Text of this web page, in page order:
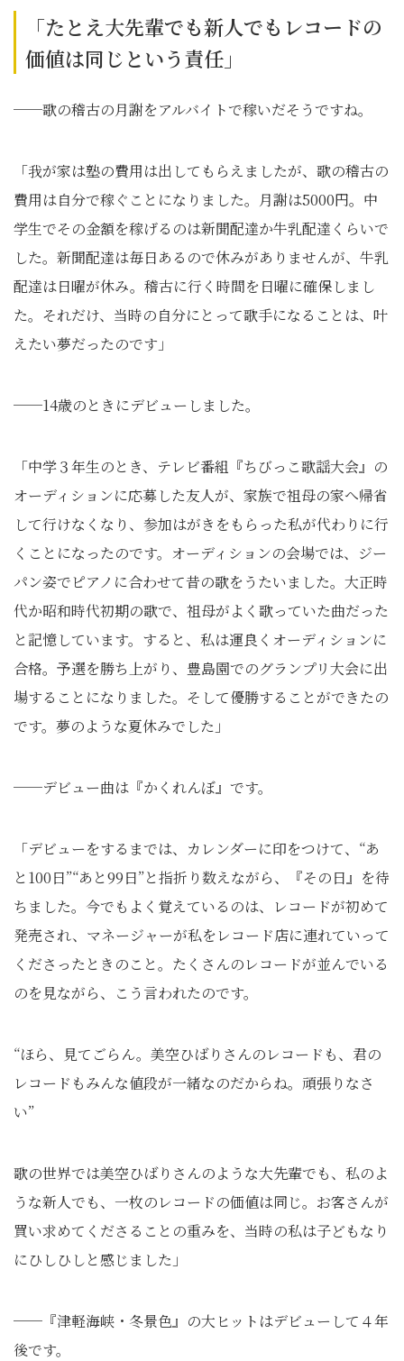
「たとえ大先輩でも新人でもレコードの
価値は同じという責任」
──歌の稽古の月謝をアルバイトで稼いだそうですね。
「我が家は塾の費用は出してもらえましたが、歌の稽古の
費用は自分で稼ぐことになりました。月謝は5000円。中
学生でその金額を稼げるのは新聞配達か牛乳配達くらいで
した。新聞配達は毎日あるので休みがありませんが、牛乳
配達は日曜が休み。稽古に行く時間を日曜に確保しまし
た。それだけ、当時の自分にとって歌手になることは、叶
えたい夢だったのです」
──14歳のときにデビューしました。
「中学３年生のとき、テレビ番組『ちびっこ歌謡大会』の
オーディションに応募した友人が、家族で祖母の家へ帰省
して行けなくなり、参加はがきをもらった私が代わりに行
くことになったのです。オーディションの会場では、ジー
パン姿でピアノに合わせて昔の歌をうたいました。大正時
代か昭和時代初期の歌で、祖母がよく歌っていた曲だった
と記憶しています。すると、私は運良くオーディションに
合格。予選を勝ち上がり、豊島園でのグランプリ大会に出
場することになりました。そして優勝することができたの
です。夢のような夏休みでした」
──デビュー曲は『かくれんぼ』です。
「デビューをするまでは、カレンダーに印をつけて、“あ
と100日”“あと99日”と指折り数えながら、『その日』を待
ちました。今でもよく覚えているのは、レコードが初めて
発売され、マネージャーが私をレコード店に連れていって
くださったときのこと。たくさんのレコードが並んでいる
のを見ながら、こう言われたのです。
“ほら、見てごらん。美空ひばりさんのレコードも、君の
レコードもみんな値段が一緒なのだからね。頑張りなさ
い”
歌の世界では美空ひばりさんのような大先輩でも、私のよ
うな新人でも、一枚のレコードの価値は同じ。お客さんが
買い求めてくださることの重みを、当時の私は子どもなり
にひしひしと感じました」
──『津軽海峡・冬景色』の大ヒットはデビューして４年
後です。